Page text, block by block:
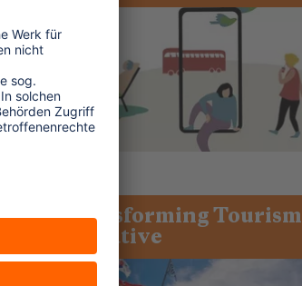
Transforming Tourism
Initiative